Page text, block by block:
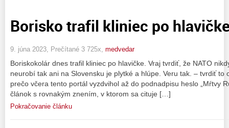
Borisko trafil kliniec po
9. júna 2023, Prečítané 3 725x, medvedar
Boriskokolár dnes trafil kliniec po hlavičke. Vraj tvrdiť, že NATO
neurobí tak ani na Slovensku je plytké a hlúpe. Veru tak. – tvrdiť to
prečo včera tento portál vyzdvihol až do podnadpisu heslo „Mŕtvy
článok s rovnakým znením, v ktorom sa cituje […]
Pokračovanie článku